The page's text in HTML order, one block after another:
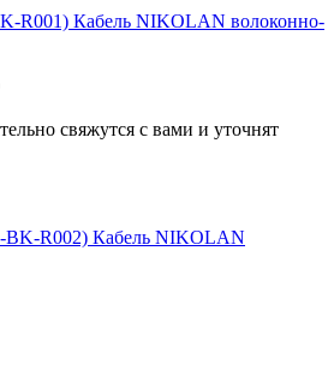
R001) Кабель NIKOLAN волоконно-
свяжутся с вами и уточнят